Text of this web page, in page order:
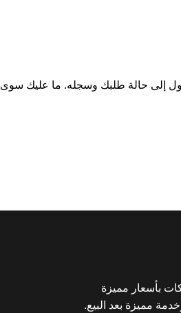
إلى حالة طلبك وسجله. ما عليك